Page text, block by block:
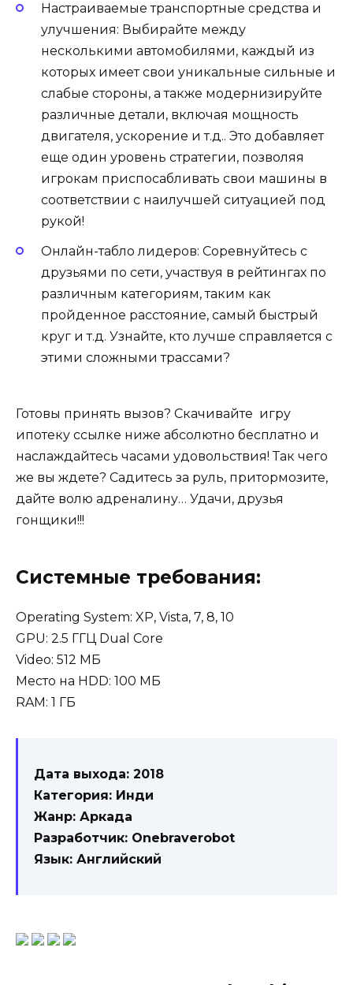
Настраиваемые транспортные средства и
улучшения: Выбирайте между
несколькими автомобилями, каждый из
которых имеет свои уникальные сильные и
слабые стороны, а также модернизируйте
различные детали, включая мощность
двигателя, ускорение и т.д.. Это добавляет
еще один уровень стратегии, позволяя
игрокам приспосабливать свои машины в
соответствии с наилучшей ситуацией под
рукой!
Онлайн-табло лидеров: Соревнуйтесь с
друзьями по сети, участвуя в рейтингах по
различным категориям, таким как
пройденное расстояние, самый быстрый
круг и т.д. Узнайте, кто лучше справляется с
этими сложными трассами?
Готовы принять вызов? Скачивайте игру
ипотеку ссылке ниже абсолютно бесплатно и
наслаждайтесь часами удовольствия! Так чего
же вы ждете? Садитесь за руль, притормозите,
дайте волю адреналину… Удачи, друзья
гонщики!!!
Системные требования:
Operating System: XP, Vista, 7, 8, 10
GPU: 2.5 ГГЦ Dual Core
Video: 512 МБ
Место на HDD: 100 МБ
RAM: 1 ГБ
Дата выхода: 2018
Категория: Инди
Жанр: Аркада
Разработчик: Onebraverobot
Язык: Английский